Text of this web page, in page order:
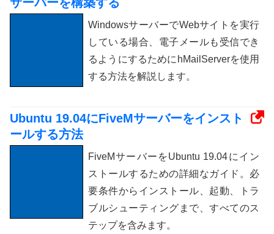
WindowsサーバーでWebサイトを実行
している場合、電子メールも受信でき
るようにするためにhMailServerを使用
する方法を解説します。
Ubuntu 19.04にFiveMサーバーをインスト
ールする方法
FiveMサーバーをUbuntu 19.04にイン
ストールするための詳細なガイド。必
要条件からインストール、起動、トラ
ブルシューティングまで、すべてのス
テップを含みます。